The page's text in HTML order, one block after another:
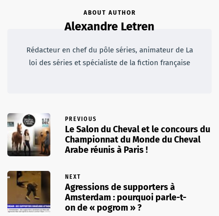
ABOUT AUTHOR
Alexandre Letren
Rédacteur en chef du pôle séries, animateur de La
loi des séries et spécialiste de la fiction française
PREVIOUS
Le Salon du Cheval et le concours du
Championnat du Monde du Cheval
Arabe réunis à Paris !
NEXT
Agressions de supporters à
Amsterdam : pourquoi parle-t-
on de « pogrom » ?